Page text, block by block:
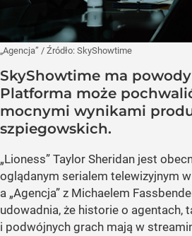
„Agencja” / Źródło: SkyShowtime
SkyShowtime ma
Platforma może
mocnymi wynikami
szpiegowskich.
„Lioness” Taylor Sheridan jest
oglądanym serialem telewizyjnym
a „Agencja” z Michaelem
udowadnia, że historie o agentach,
i podwójnych grach mają w